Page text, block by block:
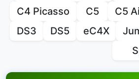
C4 Picasso
C5 C5
DS3
DS5 eC4X